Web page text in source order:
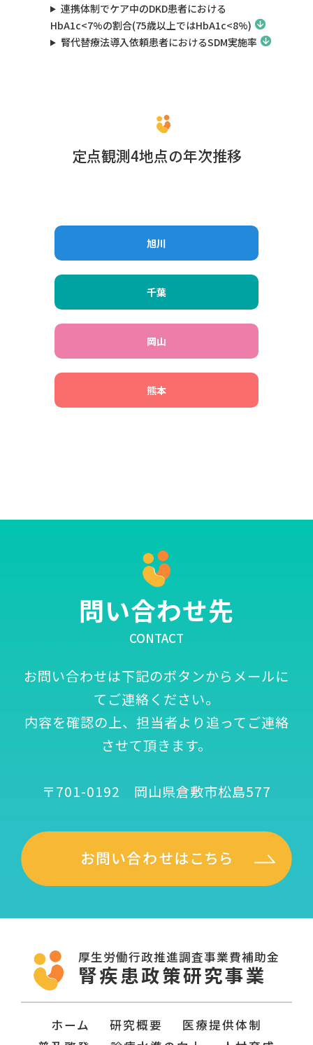
連携体制でケア中のDKD患者における
HbA1c<7%の割合(75歳以上ではHbA1c<8%)
腎代替療法導入依頼患者におけるSDM実施率
定点観測4地点の年次推移
旭川
千葉
岡山
熊本
問い合わせ先
CONTACT
お問い合わせは下記のボタンからメールに
てご連絡ください。
内容を確認の上、担当者より追ってご連絡
させて頂きます。
〒701-0192 岡山県倉敷市松島577
厚生労働行政推進調査事業費補助金
腎疾患政策研究事業
ホーム 研究概要
医療提供体制